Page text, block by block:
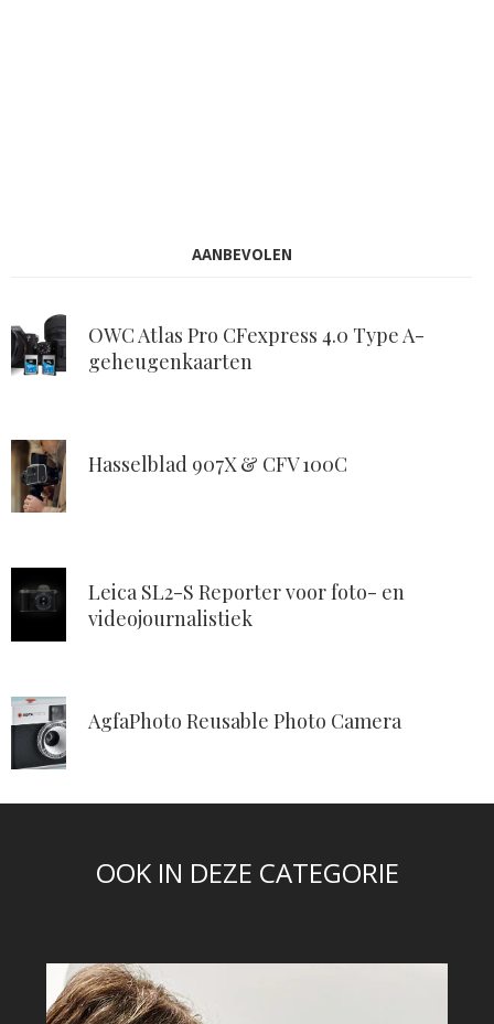
AANBEVOLEN
OWC Atlas Pro CFexpress 4.0 Type A-
geheugenkaarten
Hasselblad 907X & CFV 100C
Leica SL2-S Reporter voor foto- en
videojournalistiek
AgfaPhoto Reusable Photo Camera
OOK IN DEZE CATEGORIE